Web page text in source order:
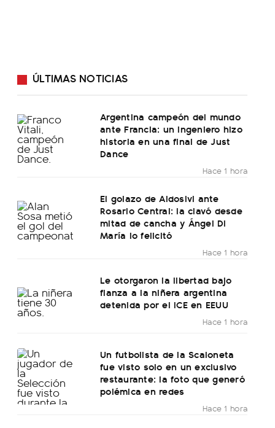
ÚLTIMAS NOTICIAS
Argentina campeón del mundo
ante Francia: un ingeniero hizo
historia en una final de Just
Dance
Hace 1 hora
El golazo de Aldosivi ante
Rosario Central: la clavó desde
mitad de cancha y Ángel Di
María lo felicitó
Hace 1 hora
Le otorgaron la libertad bajo
fianza a la niñera argentina
detenida por el ICE en EEUU
Hace 1 hora
Un futbolista de la Scaloneta
fue visto solo en un exclusivo
restaurante: la foto que generó
polémica en redes
Hace 1 hora